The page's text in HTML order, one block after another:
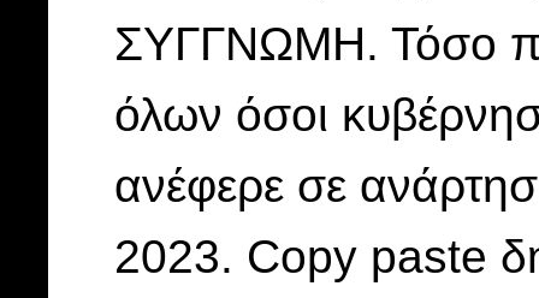
ΣΥΓΓΝΩΜΗ. Τόσο
όλων όσοι
ανέφερε σε
2023. Copy paste